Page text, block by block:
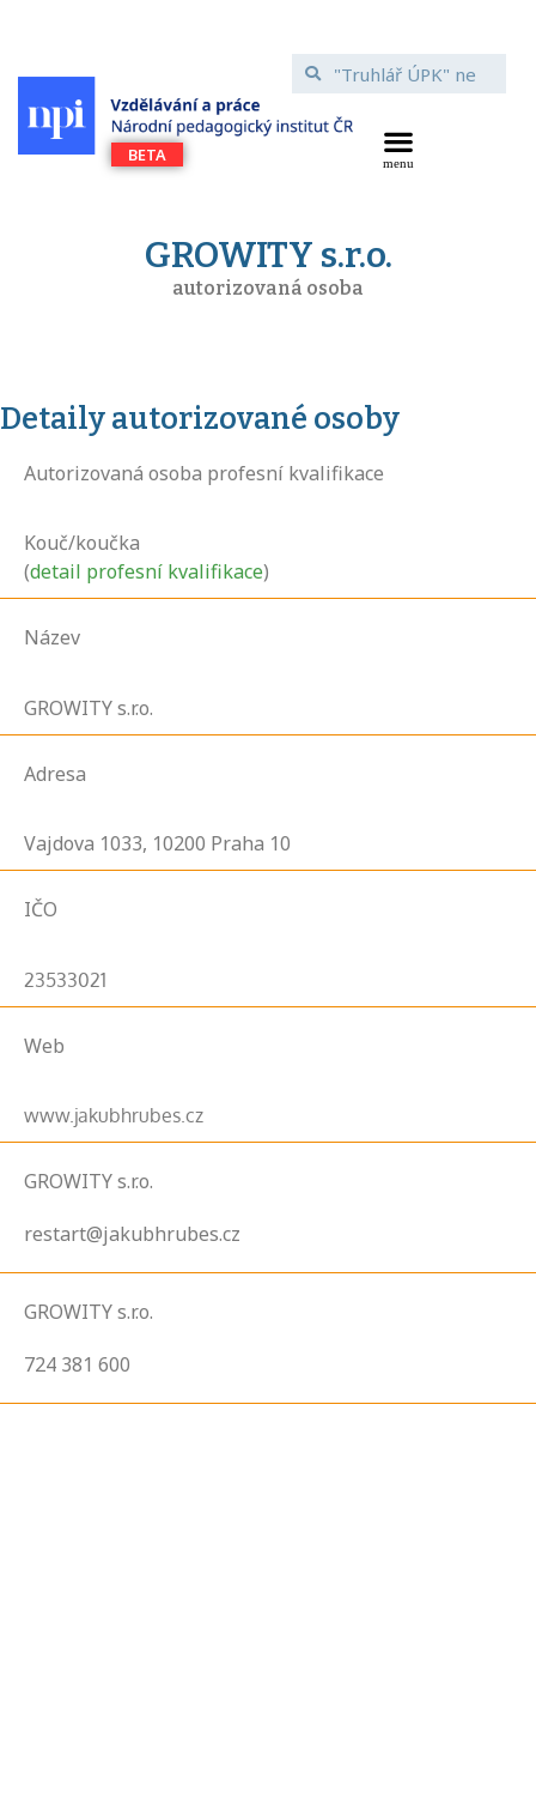
GROWITY s.r.o.
autorizovaná osoba
Detaily autorizované osoby
Autorizovaná osoba profesní kvalifikace
Kouč/koučka
(detail profesní kvalifikace)
Název
GROWITY s.r.o.
Adresa
Vajdova 1033, 10200 Praha 10
IČO
23533021
Web
www.jakubhrubes.cz
GROWITY s.r.o.
restart@jakubhrubes.cz
GROWITY s.r.o.
724 381 600